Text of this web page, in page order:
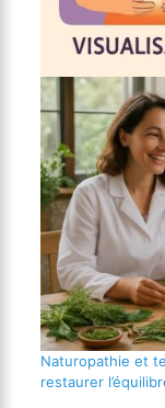
Naturopathie et
restaurer